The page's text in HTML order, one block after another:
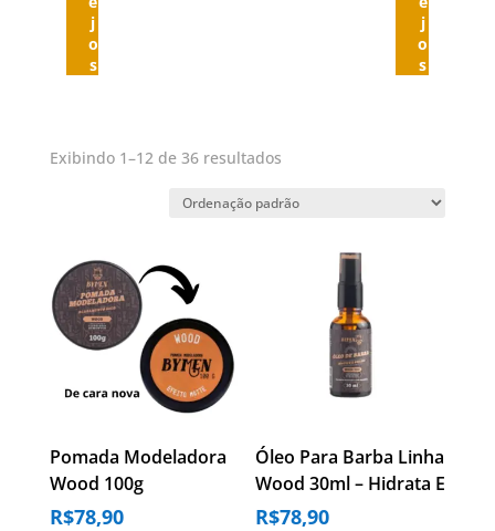
j
o
s
j
o
s
Exibindo 1–12 de 36 resultados
Pomada Modeladora
Wood 100g
R$78,90
Óleo Para Barba Linha
Wood 30ml – Hidrata E
Alinha Os Fios
R$78,90